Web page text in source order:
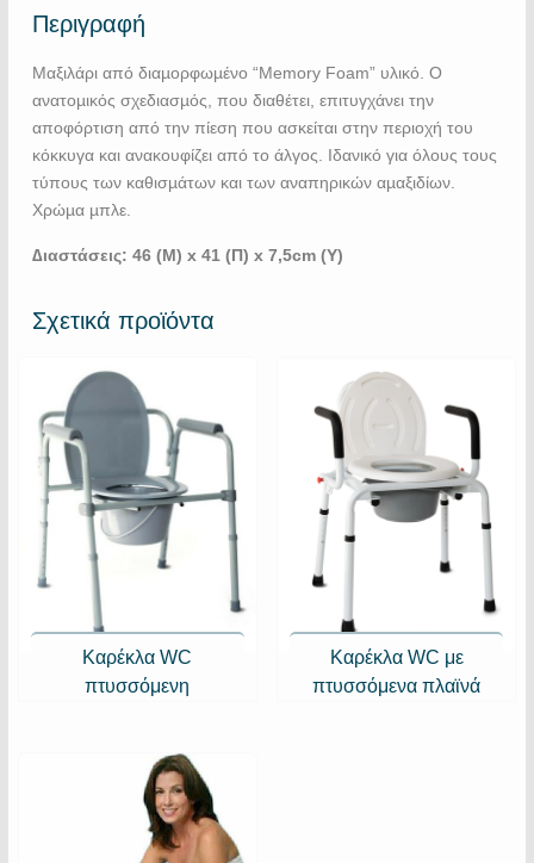
Περιγραφή
Μαξιλάρι από διαµορφωµένο “Memory Foam” υλικό. Ο
ανατοµικός σχεδιασµός, που διαθέτει, επιτυγχάνει την
αποφόρτιση από την πίεση που ασκείται στην περιοχή του
κόκκυγα και ανακουφίζει από το άλγος. Ιδανικό για όλους τους
τύπους των καθισµάτων και των αναπηρικών αµαξιδίων.
Χρώµα µπλε.
∆ιαστάσεις: 46 (Μ) x 41 (Π) x 7,5cm (Υ)
Σχετικά προϊόντα
Καρέκλα WC
πτυσσόμενη
Καρέκλα WC με
πτυσσόμενα πλαϊνά